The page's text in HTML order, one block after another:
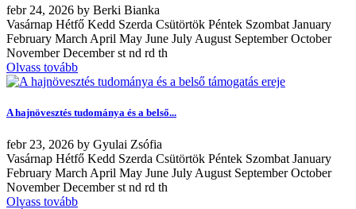
febr 24, 2026 by Berki Bianka
Vasárnap Hétfő Kedd Szerda Csütörtök Péntek Szombat January
February March April May June July August September October
November December st nd rd th
Olvass tovább
A hajnövesztés tudománya és a belső...
febr 23, 2026 by Gyulai Zsófia
Vasárnap Hétfő Kedd Szerda Csütörtök Péntek Szombat January
February March April May June July August September October
November December st nd rd th
Olvass tovább